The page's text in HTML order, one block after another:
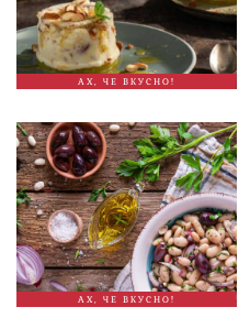
АХ, ЧЕ ВКУСНО!
АХ, ЧЕ ВКУСНО!